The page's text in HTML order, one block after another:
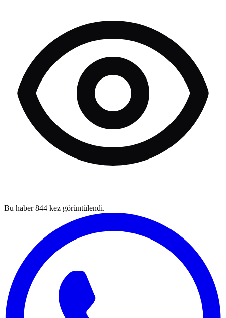
Bu haber844 kez görüntülendi.